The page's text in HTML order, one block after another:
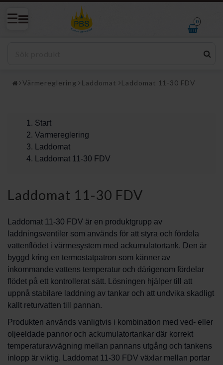
0
Värmereglering Laddomat Laddomat 11-30 FDV
Start
Varmereglering
Laddomat
Laddomat 11-30 FDV
Laddomat 11-30 FDV
Laddomat 11-30 FDV är en produktgrupp av
laddningsventiler som används för att styra och fördela
vattenflödet i värmesystem med ackumulatortank. Den är
byggd kring en termostatpatron som känner av
inkommande vattens temperatur och därigenom fördelar
flödet på ett kontrollerat sätt. Lösningen hjälper till att
uppnå stabilare laddning av tankar och att undvika skadligt
kallt returvatten till pannan.
Produkten används vanligtvis i kombination med ved- eller
oljeeldade pannor och ackumulatortankar där korrekt
temperaturavvägning mellan pannans utgång och tankens
inlopp är viktig. Laddomat 11-30 FDV växlar mellan portar